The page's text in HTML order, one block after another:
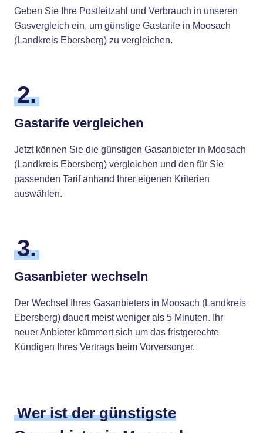
Geben Sie Ihre Postleitzahl und Verbrauch in unseren
Gasvergleich ein, um günstige Gastarife in Moosach
(Landkreis Ebersberg) zu vergleichen.
2.
Gastarife vergleichen
Jetzt können Sie die günstigen Gasanbieter in Moosach
(Landkreis Ebersberg) vergleichen und den für Sie
passenden Tarif anhand Ihrer eigenen Kriterien
auswählen.
3.
Gasanbieter wechseln
Der Wechsel Ihres Gasanbieters in Moosach (Landkreis
Ebersberg) dauert meist weniger als 5 Minuten. Ihr
neuer Anbieter kümmert sich um das fristgerechte
Kündigen Ihres Vertrags beim Vorversorger.
Wer ist der günstigste